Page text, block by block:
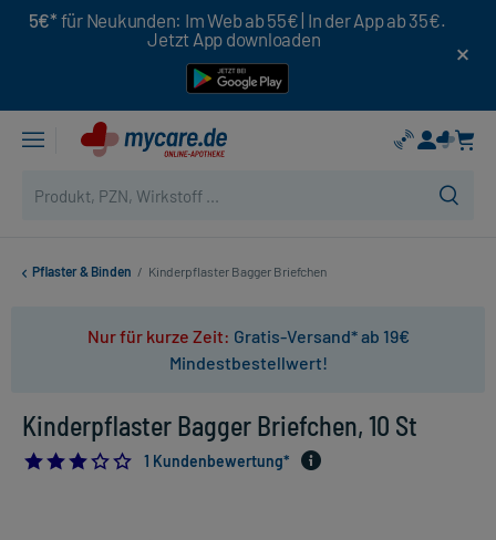
5€* für Neukunden: Im Web ab 55€ | In der App ab 35€.
Jetzt App downloaden
Pflaster & Binden / Kinderpflaster Bagger Briefchen
Nur für kurze Zeit: Gratis-Versand* ab 19€
Mindestbestellwert!
Kinderpflaster Bagger Briefchen, 10 St
3.01 Kundenbewertung*